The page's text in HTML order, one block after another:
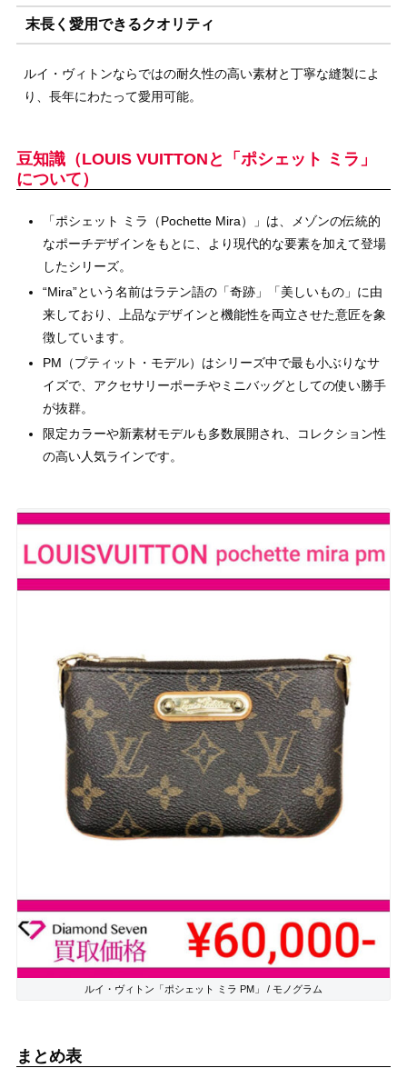
末長く愛用できるクオリティ
ルイ・ヴィトンならではの耐久性の高い素材と丁寧な縫製によ
り、長年にわたって愛用可能。
豆知識（LOUIS VUITTONと「ポシェット ミラ」
について）
「ポシェット ミラ（Pochette Mira）」は、メゾンの伝統的
なポーチデザインをもとに、より現代的な要素を加えて登場
したシリーズ。
“Mira”という名前はラテン語の「奇跡」「美しいもの」に由
来しており、上品なデザインと機能性を両立させた意匠を象
徴しています。
PM（プティット・モデル）はシリーズ中で最も小ぶりなサ
イズで、アクセサリーポーチやミニバッグとしての使い勝手
が抜群。
限定カラーや新素材モデルも多数展開され、コレクション性
の高い人気ラインです。
ルイ・ヴィトン「ポシェット ミラ PM」 / モノグラム
まとめ表